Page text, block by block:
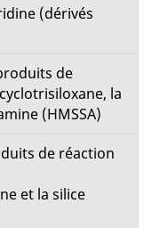
(dérivés
de
la
(HMSSA)
de réaction
et la silice